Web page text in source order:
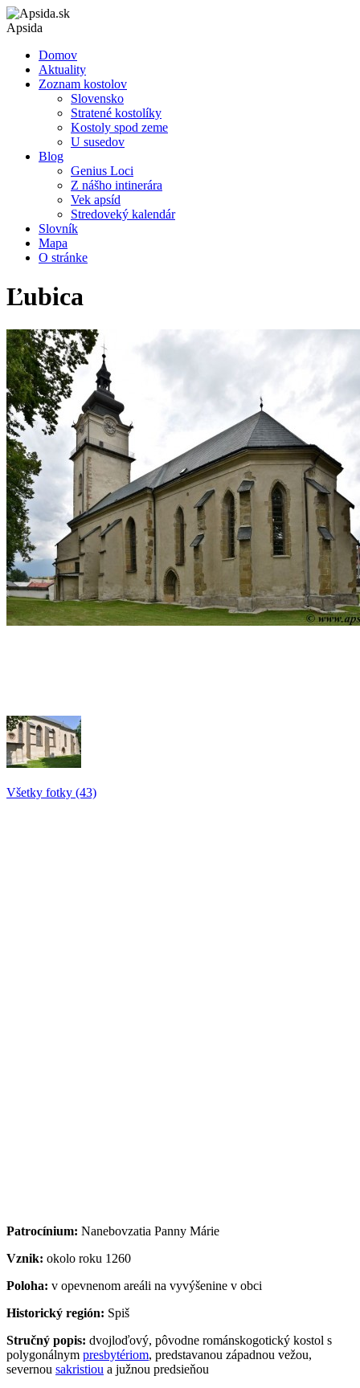
Apsida
Domov
Aktuality
Zoznam kostolov
Slovensko
Stratené kostolíky
Kostoly spod zeme
U susedov
Blog
Genius Loci
Z nášho intinerára
Vek apsíd
Stredoveký kalendár
Slovník
Mapa
O stránke
Ľubica
Všetky fotky (43)
Patrocínium: Nanebovzatia Panny Márie
Vznik: okolo roku 1260
Poloha: v opevnenom areáli na vyvýšenine v obci
Historický región: Spiš
Stručný popis: dvojloďový, pôvodne románskogotický kostol s
polygonálnym presbytériom, predstavanou západnou vežou,
severnou sakristiou a južnou predsieňou